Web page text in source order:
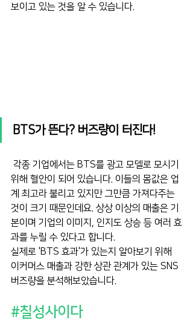
보이고 있는 것을 알 수 있습니다.
BTS가 뜬다? 버즈량이 터진다!
각종 기업에서는 BTS를 광고 모델로 모시기
위해 혈안이 되어 있습니다. 이들의 몸값은 업
계 최고라 불리고 있지만 그만큼 가져다주는
것이 크기 때문인데요. 상상 이상의 매출은 기
본이며 기업의 이미지, 인지도 상승 등 여러 효
과를 누릴 수 있다고 합니다.
실제로 'BTS 효과'가 있는지 알아보기 위해
이커머스 매출과 강한 상관 관계가 있는 SNS
버즈량을 분석해보았습니다.
#칠성사이다